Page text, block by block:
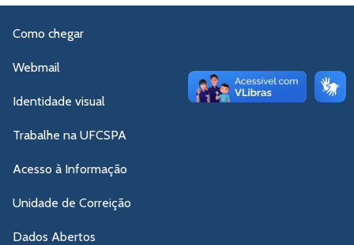
Como chegar
Webmail
Identidade visual
Trabalhe na UFCSPA
Acesso à Informação
Unidade de Correição
Dados Abertos